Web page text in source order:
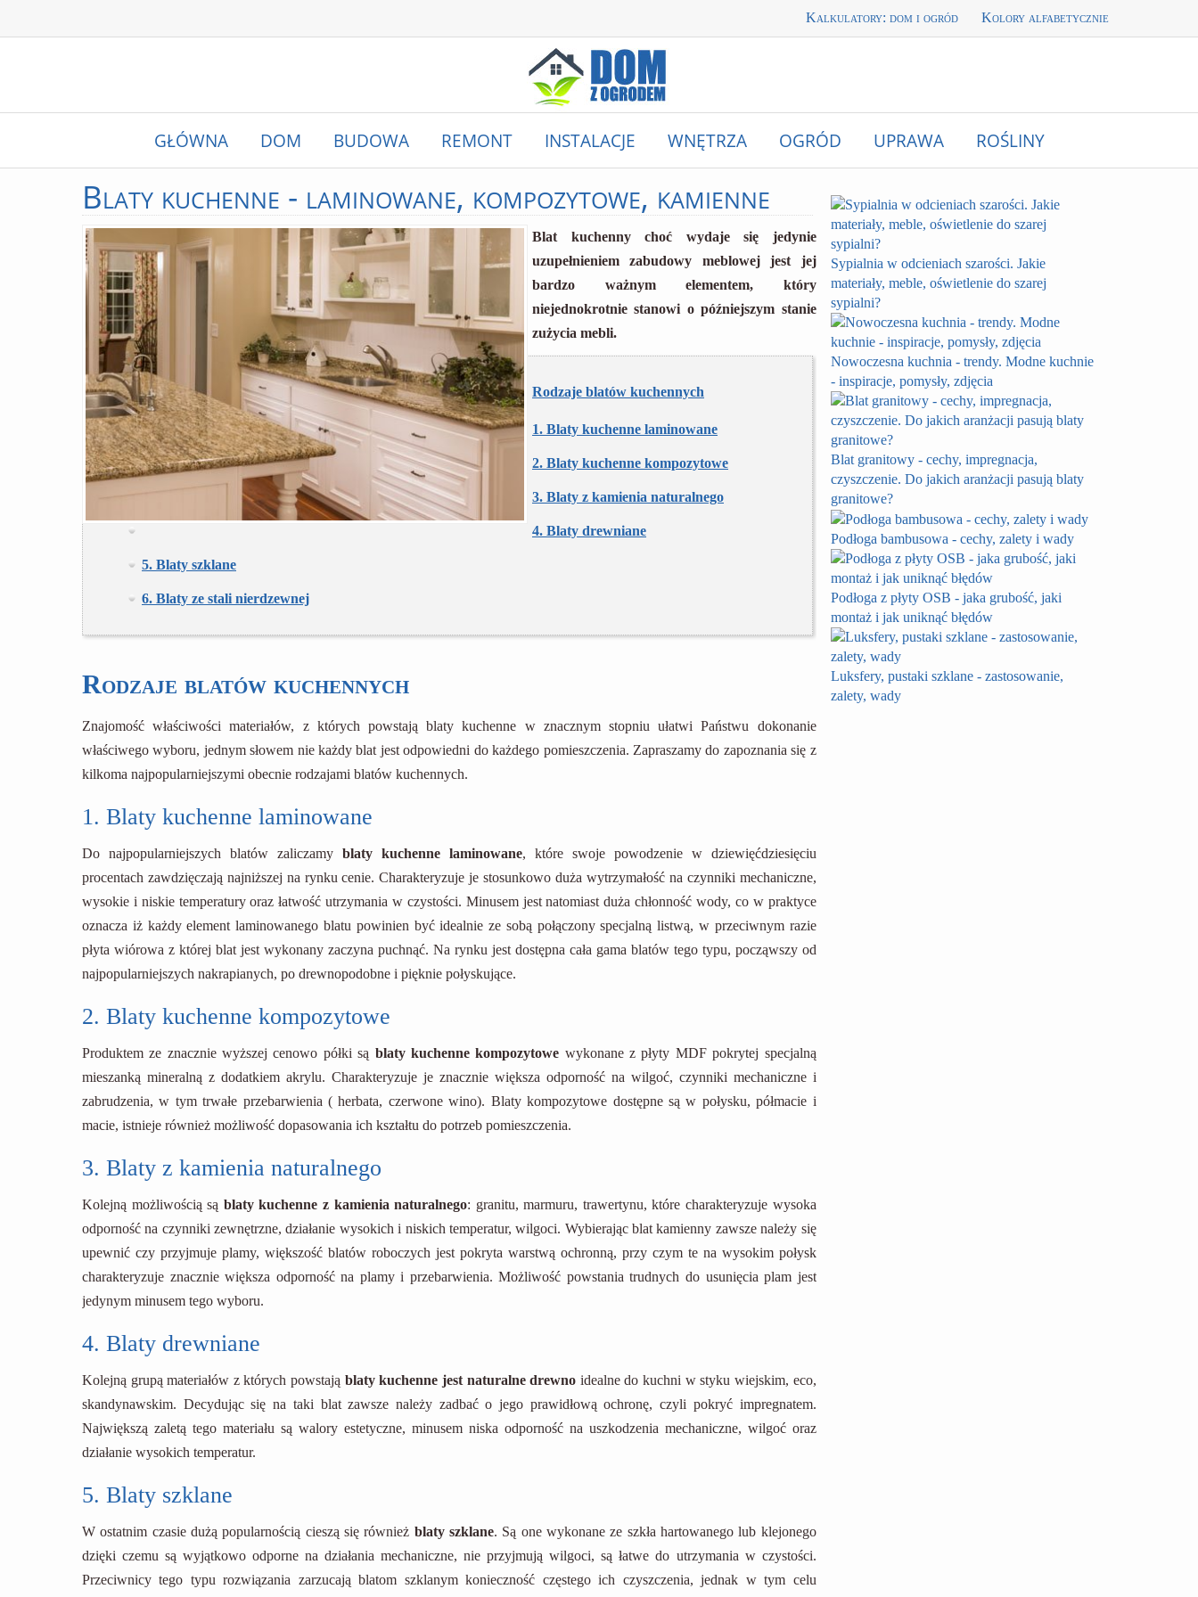
Kalkulatory: dom i ogród Kolory alfabetycznie
GŁÓWNA DOM BUDOWA REMONT INSTALACJE WNĘTRZA OGRÓD UPRAWA ROŚLINY
Blaty kuchenne - laminowane, kompozytowe, kamienne
Blat kuchenny choć wydaje się jedynie
uzupełnieniem zabudowy meblowej jest jej
bardzo ważnym elementem, który
niejednokrotnie stanowi o późniejszym stanie
zużycia mebli.
Rodzaje blatów kuchennych
1. Blaty kuchenne laminowane
2. Blaty kuchenne kompozytowe
3. Blaty z kamienia naturalnego
4. Blaty drewniane
5. Blaty szklane
6. Blaty ze stali nierdzewnej
Rodzaje blatów kuchennych
Znajomość właściwości materiałów, z których powstają blaty kuchenne w znacznym stopniu ułatwi Państwu dokonanie
właściwego wyboru, jednym słowem nie każdy blat jest odpowiedni do każdego pomieszczenia. Zapraszamy do zapoznania się z
kilkoma najpopularniejszymi obecnie rodzajami blatów kuchennych.
1. Blaty kuchenne laminowane
Do najpopularniejszych blatów zaliczamy blaty kuchenne laminowane, które swoje powodzenie w dziewięćdziesięciu
procentach zawdzięczają najniższej na rynku cenie. Charakteryzuje je stosunkowo duża wytrzymałość na czynniki mechaniczne,
wysokie i niskie temperatury oraz łatwość utrzymania w czystości. Minusem jest natomiast duża chłonność wody, co w praktyce
oznacza iż każdy element laminowanego blatu powinien być idealnie ze sobą połączony specjalną listwą, w przeciwnym razie
płyta wiórowa z której blat jest wykonany zaczyna puchnąć. Na rynku jest dostępna cała gama blatów tego typu, począwszy od
najpopularniejszych nakrapianych, po drewnopodobne i pięknie połyskujące.
2. Blaty kuchenne kompozytowe
Produktem ze znacznie wyższej cenowo półki są blaty kuchenne kompozytowe wykonane z płyty MDF pokrytej specjalną
mieszanką mineralną z dodatkiem akrylu. Charakteryzuje je znacznie większa odporność na wilgoć, czynniki mechaniczne i
zabrudzenia, w tym trwałe przebarwienia ( herbata, czerwone wino). Blaty kompozytowe dostępne są w połysku, półmacie i
macie, istnieje również możliwość dopasowania ich kształtu do potrzeb pomieszczenia.
3. Blaty z kamienia naturalnego
Kolejną możliwością są blaty kuchenne z kamienia naturalnego: granitu, marmuru, trawertynu, które charakteryzuje wysoka
odporność na czynniki zewnętrzne, działanie wysokich i niskich temperatur, wilgoci. Wybierając blat kamienny zawsze należy się
upewnić czy przyjmuje plamy, większość blatów roboczych jest pokryta warstwą ochronną, przy czym te na wysokim połysk
charakteryzuje znacznie większa odporność na plamy i przebarwienia. Możliwość powstania trudnych do usunięcia plam jest
jedynym minusem tego wyboru.
4. Blaty drewniane
Kolejną grupą materiałów z których powstają blaty kuchenne jest naturalne drewno idealne do kuchni w styku wiejskim, eco,
skandynawskim. Decydując się na taki blat zawsze należy zadbać o jego prawidłową ochronę, czyli pokryć impregnatem.
Największą zaletą tego materiału są walory estetyczne, minusem niska odporność na uszkodzenia mechaniczne, wilgoć oraz
działanie wysokich temperatur.
5. Blaty szklane
W ostatnim czasie dużą popularnością cieszą się również blaty szklane. Są one wykonane ze szkła hartowanego lub klejonego
dzięki czemu są wyjątkowo odporne na działania mechaniczne, nie przyjmują wilgoci, są łatwe do utrzymania w czystości.
Przeciwnicy tego typu rozwiązania zarzucają blatom szklanym konieczność częstego ich czyszczenia, jednak w tym celu
Sypialnia w odcieniach szarości. Jakie
materiały, meble, oświetlenie do szarej
sypialni?
Nowoczesna kuchnia - trendy. Modne kuchnie
- inspiracje, pomysły, zdjęcia
Blat granitowy - cechy, impregnacja,
czyszczenie. Do jakich aranżacji pasują blaty
granitowe?
Podłoga bambusowa - cechy, zalety i wady
Podłoga z płyty OSB - jaka grubość, jaki
montaż i jak uniknąć błędów
Luksfery, pustaki szklane - zastosowanie,
zalety, wady